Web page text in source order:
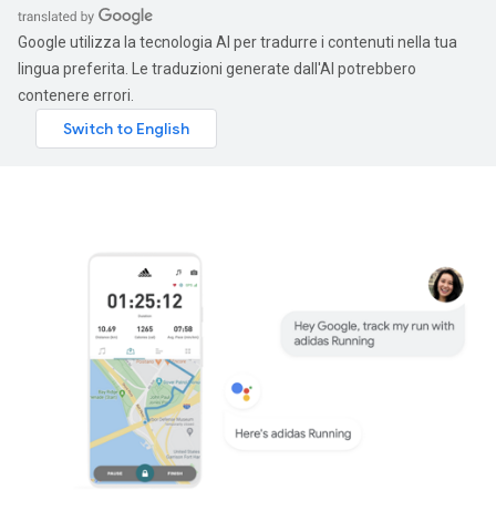
Google utilizza la tecnologia AI per tradurre i contenuti nella tua
lingua preferita. Le traduzioni generate dall'AI potrebbero
contenere errori.